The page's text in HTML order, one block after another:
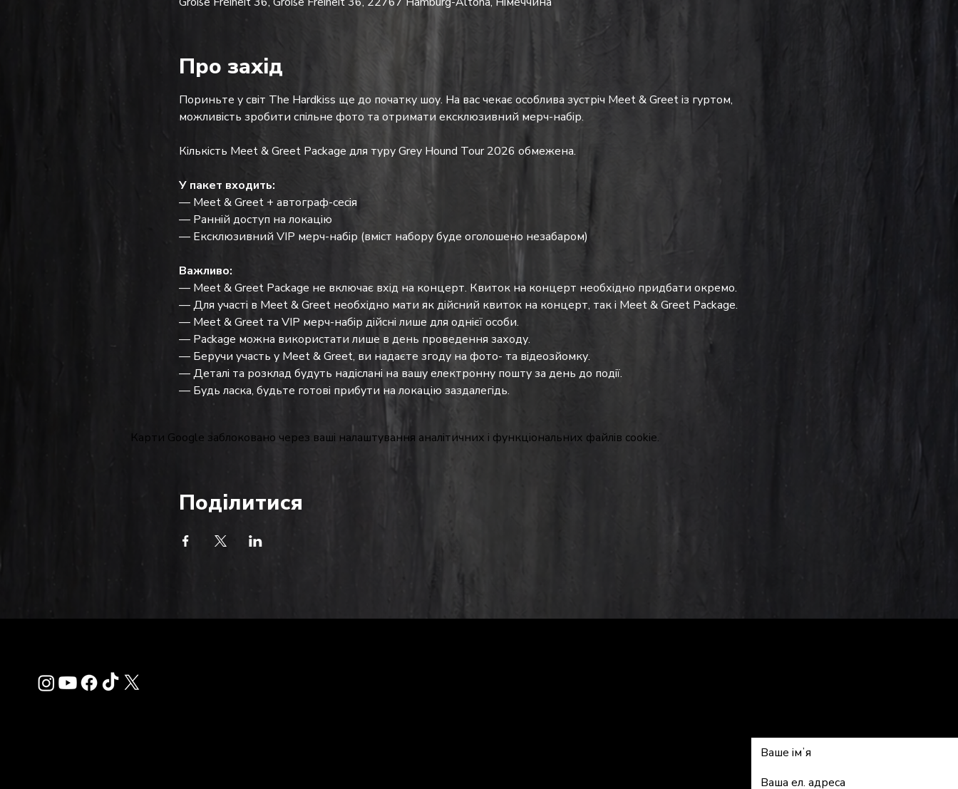
Про захід
Пориньте у світ The Hardkiss ще до початку шоу. На вас чекає особлива зустріч Meet & Greet із гуртом,
можливість зробити спільне фото та отримати ексклюзивний мерч-набір.
Кількість Meet & Greet Package для туру Grey Hound Tour 2026 обмежена.
У пакет входить:
— Meet & Greet + автограф-сесія
— Ранній доступ на локацію
— Ексклюзивний VIP мерч-набір (вміст набору буде оголошено незабаром)
Важливо:
— Meet & Greet Package не включає вхід на концерт. Квиток на концерт необхідно придбати окремо.
— Для участі в Meet & Greet необхідно мати як дійсний квиток на концерт, так і Meet & Greet Package.
— Meet & Greet та VIP мерч-набір дійсні лише для однієї особи.
— Package можна використати лише в день проведення заходу.
— Беручи участь у Meet & Greet, ви надаєте згоду на фото- та відеозйомку.
— Деталі та розклад будуть надіслані на вашу електронну пошту за день до події.
— Будь ласка, будьте готові прибути на локацію заздалегідь.
Карти Google заблоковано через ваші налаштування аналітичних і функціональних файлів cookie.
Поділитися